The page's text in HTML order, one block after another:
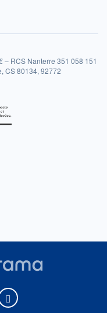
– RCS Nanterre 351 058 151
CS 80134, 92772
Facebook
sur X
Boursorama sur